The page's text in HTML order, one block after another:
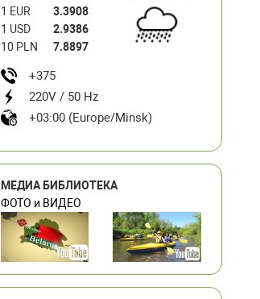
1 EUR
3.3908
1 USD
2.9386
10 PLN
7.8897
+375
220V / 50 Hz
+03:00 (Europe/Minsk)
МЕДИА БИБЛИОТЕКА
ФОТО и ВИДЕО